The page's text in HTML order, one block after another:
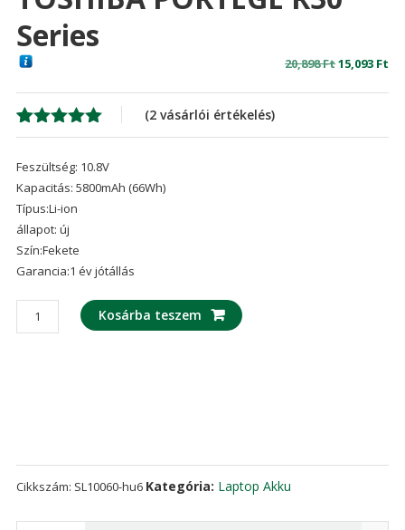
Series
20,898FtOriginal
15,093 Ft
Értékelés
ből,
2
értékelés
alapján
(2 vásárlói értékelés)
Feszültség: 10.8V
Kapacitás: 5800mAh (66Wh)
Típus:Li-ion
állapot: új
Szín:Fekete
Garancia:1 év jótállás
laptop
akku/akkumulátor
Kosárba teszem
Cikkszám: SL10060-hu6 Kategória: Laptop Akku